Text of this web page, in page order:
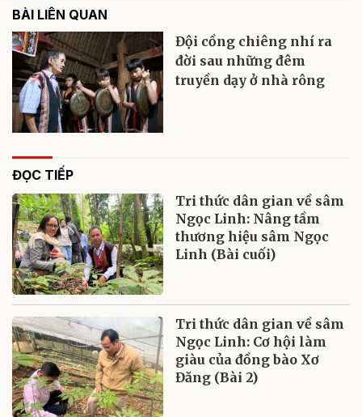
BÀI LIÊN QUAN
Đội cồng chiêng nhí ra
đời sau những đêm
truyền dạy ở nhà rông
ĐỌC TIẾP
Tri thức dân gian về sâm
Ngọc Linh: Nâng tầm
thương hiệu sâm Ngọc
Linh (Bài cuối)
Tri thức dân gian về sâm
Ngọc Linh: Cơ hội làm
giàu của đồng bào Xơ
Đăng (Bài 2)